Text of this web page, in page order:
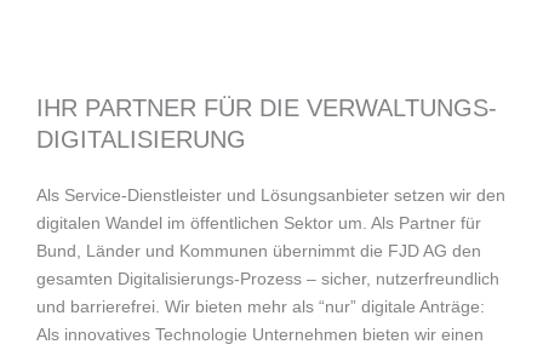
IHR PARTNER FÜR DIE VERWALTUNGS-
DIGITALISIERUNG
Als Service-Dienstleister und Lösungsanbieter setzen wir den
digitalen Wandel im öffentlichen Sektor um. Als Partner für
Bund, Länder und Kommunen übernimmt die FJD AG den
gesamten Digitalisierungs-Prozess – sicher, nutzerfreundlich
und barrierefrei. Wir bieten mehr als “nur” digitale Anträge:
Als innovatives Technologie Unternehmen bieten wir einen